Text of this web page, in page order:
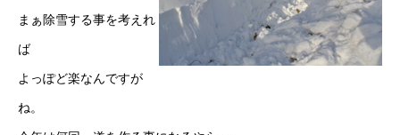
まぁ除雪する事を考えれ
ば
よっぽど楽なんですが
ね。